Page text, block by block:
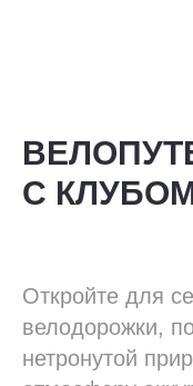
С
Откройте для
велодорожки,
нетронутой